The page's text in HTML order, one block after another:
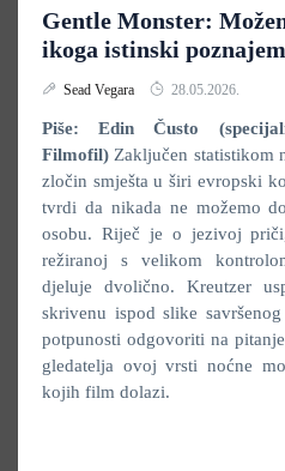
Gentle Monster:
ikoga istinski
Sead Vegara 28.05.2026.
Piše: Edin Čusto
Filmofil) Zaključen statistikom
zločin smješta u širi evropski
tvrdi da nikada ne možemo
osobu. Riječ je o jezivoj
režiranoj s velikom
djeluje dvolično. Kreutzer
skrivenu ispod slike
potpunosti odgovoriti na
gledatelja ovoj vrsti noćne
kojih film dolazi.